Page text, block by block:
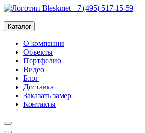
+7 (495) 517-15-59
Каталог
О компании
Объекты
Портфолио
Видео
Блог
Доставка
Заказать замер
Контакты